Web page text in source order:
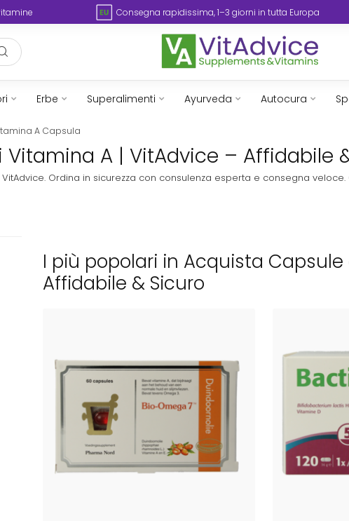
Consegna rapidissima, 1–3 giorni in tutta Europa
Erbe Superalimenti Ayurveda Autocura
A Capsula
A | VitAdvice – Affidabile
Ordina in sicurezza con consulenza esperta e consegna
I più popolari in Acquista
Affidabile & Sicuro